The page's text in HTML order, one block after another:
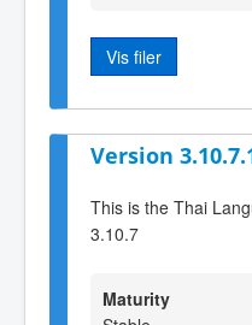
Vis filer
Version
This is the Thai
3.10.7
Maturity